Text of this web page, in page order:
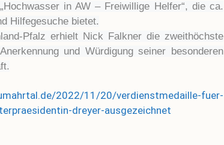
in AW – Freiwillige Helfer“, die ca.
Hilfegesuche bietet.
Pfalz erhielt Nick Falkner die zweithöchste
und Würdigung seiner besonderen
2022/11/20/verdienstmedaille-fuer-
dreyer-ausgezeichnet